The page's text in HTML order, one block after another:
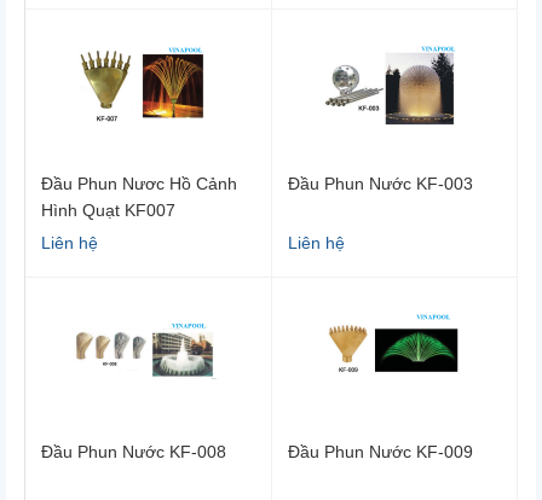
Đầu Phun Nươc Hồ Cảnh
Hình Quạt KF007
Liên hệ
Đầu Phun Nước KF-003
Liên hệ
Đầu Phun Nước KF-008 Đầu Phun Nước KF-009